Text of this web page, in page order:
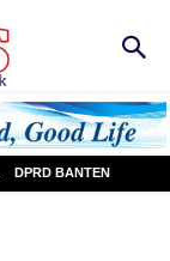
DPRD BANTEN